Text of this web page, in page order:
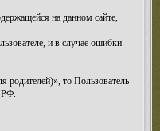
на данном сайте,
и в случае ошибки
родителей)», то Пользователь
РФ.